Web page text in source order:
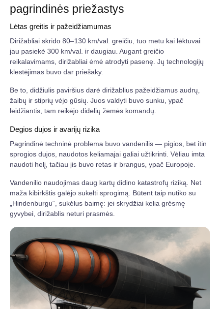
pagrindinės priežastys
Lėtas greitis ir pažeidžiamumas
Dirižabliai skrido 80–130 km/val. greičiu, tuo metu kai lėktuvai
jau pasiekė 300 km/val. ir daugiau. Augant greičio
reikalavimams, dirižabliai ėmė atrodyti pasenę. Jų technologijų
klestėjimas buvo dar priešaky.
Be to, didžiulis paviršius darė dirižablius pažeidžiamus audrų,
žaibų ir stiprių vėjo gūsių. Juos valdyti buvo sunku, ypač
leidžiantis, tam reikėjo didelių žemės komandų.
Degios dujos ir avarijų rizika
Pagrindinė techninė problema buvo vandenilis — pigios, bet itin
sprogios dujos, naudotos keliamajai galiai užtikrinti. Vėliau imta
naudoti helį, tačiau jis buvo retas ir brangus, ypač Europoje.
Vandenilio naudojimas daug kartų didino katastrofų riziką. Net
maža kibirkštis galėjo sukelti sprogimą. Būtent taip nutiko su
„Hindenburgu“, sukėlus baimę: jei skrydžiai kelia grėsmę
gyvybei, dirižablis neturi prasmės.